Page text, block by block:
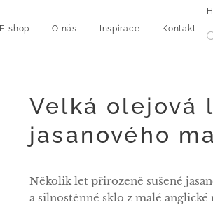
E-shop O nás Inspirace Kontakt
Velká olejová
jasanového
Několik let přirozeně sušené
a silnostěnné sklo z malé